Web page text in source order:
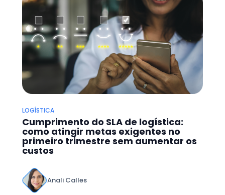
LOGÍSTICA
Cumprimento do SLA de logística:
como atingir metas exigentes no
primeiro trimestre sem aumentar os
custos
Anali Calles